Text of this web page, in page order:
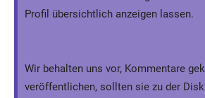
Profil übersichtlich anzeigen lassen.
Wir behalten uns vor, Kommentare
veröffentlichen, sollten sie zu der